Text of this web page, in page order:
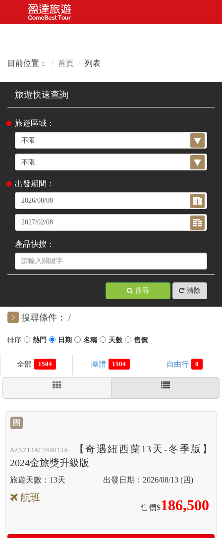
目前位置： 首頁 列表
旅遊區域：
出發期間：
產品快搜：
搜尋 清除
搜尋條件：
1504 1504 0
團
AZNZ13AC260813A
【奇遇紐西蘭13天-冬季版】
2024金旅獎升級版
13天 2026/08/13 (四)
航班
售價$186,500